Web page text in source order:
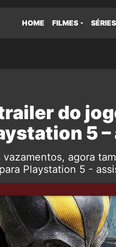
HOME FILMES SÉRIES
do
5
agora
Playstation 5 -